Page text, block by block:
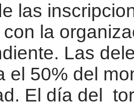
las
la
Las
el 50% del
El día del